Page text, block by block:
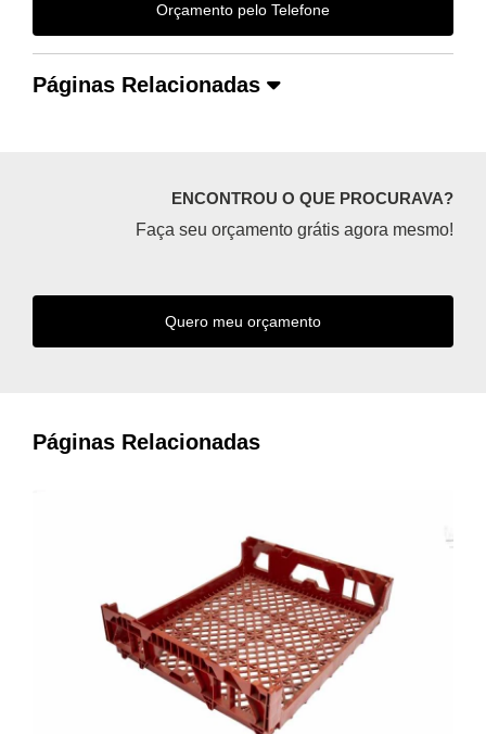
Orçamento pelo Telefone
Páginas Relacionadas
ENCONTROU O QUE PROCURAVA?
Faça seu orçamento grátis agora mesmo!
Quero meu orçamento
Páginas Relacionadas